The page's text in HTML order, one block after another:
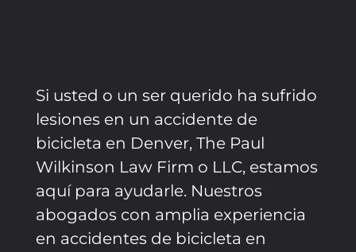
Si usted o un ser querido ha sufrido
lesiones en un accidente de
bicicleta en Denver, The Paul
Wilkinson Law Firm o LLC, estamos
aquí para ayudarle. Nuestros
abogados con amplia experiencia
en accidentes de bicicleta en